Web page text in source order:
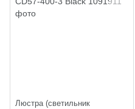
Люстра (светильник